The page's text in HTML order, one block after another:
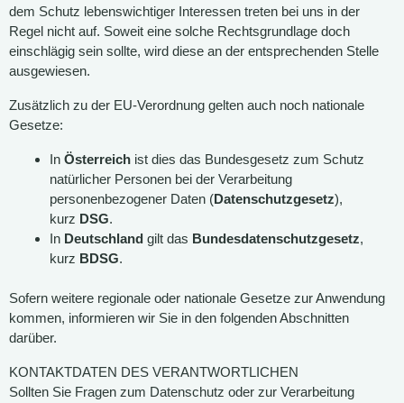
dem Schutz lebenswichtiger Interessen treten bei uns in der
Regel nicht auf. Soweit eine solche Rechtsgrundlage doch
einschlägig sein sollte, wird diese an der entsprechenden Stelle
ausgewiesen.
Zusätzlich zu der EU-Verordnung gelten auch noch nationale
Gesetze:
In Österreich ist dies das Bundesgesetz zum Schutz
natürlicher Personen bei der Verarbeitung
personenbezogener Daten (Datenschutzgesetz),
kurz DSG.
In Deutschland gilt das Bundesdatenschutzgesetz,
kurz BDSG.
Sofern weitere regionale oder nationale Gesetze zur Anwendung
kommen, informieren wir Sie in den folgenden Abschnitten
darüber.
KONTAKTDATEN DES VERANTWORTLICHEN
Sollten Sie Fragen zum Datenschutz oder zur Verarbeitung